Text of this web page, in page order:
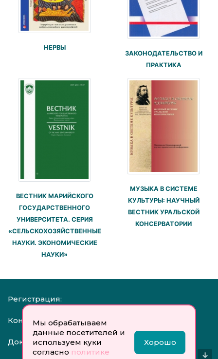
Мы обрабатываем
данные посетителей и
используем куки
согласно политике
Хорошо
НЕРВЫ
ЗАКОНОДАТЕЛЬСТВО И
ПРАКТИКА
ВЕСТНИК МАРИЙСКОГО
ГОСУДАРСТВЕННОГО
УНИВЕРСИТЕТА. СЕРИЯ
«СЕЛЬСКОХОЗЯЙСТВЕННЫЕ
НАУКИ. ЭКОНОМИЧЕСКИЕ
НАУКИ»
МУЗЫКА В СИСТЕМЕ
КУЛЬТУРЫ: НАУЧНЫЙ
ВЕСТНИК УРАЛЬСКОЙ
КОНСЕРВАТОРИИ
Регистрация:
Контакты:
Документы:
↓